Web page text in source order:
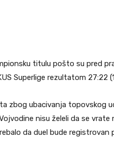
titulu pošto su pred
Superlige rezultatom 27:22
zbog ubacivanja topovskog
nisu želeli da se
da duel bude registrovan